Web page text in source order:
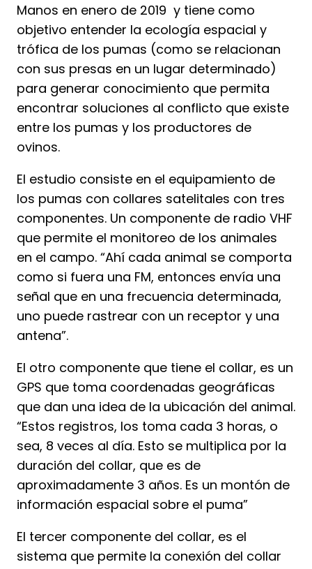
Manos en enero de 2019 y tiene como
objetivo entender la ecología espacial y
trófica de los pumas (como se relacionan
con sus presas en un lugar determinado)
para generar conocimiento que permita
encontrar soluciones al conflicto que existe
entre los pumas y los productores de
ovinos.
El estudio consiste en el equipamiento de
los pumas con collares satelitales con tres
componentes. Un componente de radio VHF
que permite el monitoreo de los animales
en el campo. “Ahí cada animal se comporta
como si fuera una FM, entonces envía una
señal que en una frecuencia determinada,
uno puede rastrear con un receptor y una
antena”.
El otro componente que tiene el collar, es un
GPS que toma coordenadas geográficas
que dan una idea de la ubicación del animal.
“Estos registros, los toma cada 3 horas, o
sea, 8 veces al día. Esto se multiplica por la
duración del collar, que es de
aproximadamente 3 años. Es un montón de
información espacial sobre el puma”
El tercer componente del collar, es el
sistema que permite la conexión del collar